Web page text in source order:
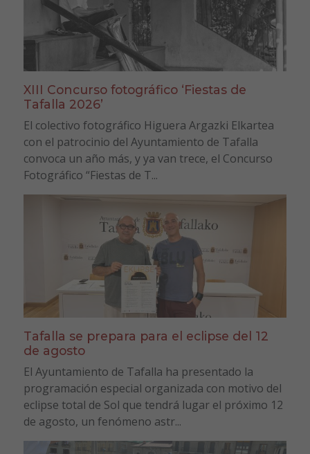
XIII Concurso fotográfico ‘Fiestas de
Tafalla 2026’
El colectivo fotográfico Higuera Argazki Elkartea
con el patrocinio del Ayuntamiento de Tafalla
convoca un año más, y ya van trece, el Concurso
Fotográfico “Fiestas de T...
Tafalla se prepara para el eclipse del 12
de agosto
El Ayuntamiento de Tafalla ha presentado la
programación especial organizada con motivo del
eclipse total de Sol que tendrá lugar el próximo 12
de agosto, un fenómeno astr...